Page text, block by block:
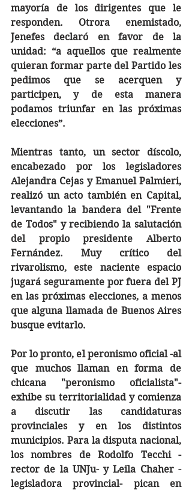
mayoría de los dirigentes que le
responden. Otrora enemistado,
Jenefes declaró en favor de la
unidad: “a aquellos que realmente
quieran formar parte del Partido les
pedimos que se acerquen y
participen, y de esta manera
podamos triunfar en las próximas
elecciones”.
Mientras tanto, un sector díscolo,
encabezado por los legisladores
Alejandra Cejas y Emanuel Palmieri,
realizó un acto también en Capital,
levantando la bandera del "Frente
de Todos" y recibiendo la salutación
del propio presidente Alberto
Fernández. Muy crítico del
rivarolismo, este naciente espacio
jugará seguramente por fuera del PJ
en las próximas elecciones, a menos
que alguna llamada de Buenos Aires
busque evitarlo.
Por lo pronto, el peronismo oficial -al
que muchos llaman en forma de
chicana "peronismo oficialista"-
exhibe su territorialidad y comienza
a discutir las candidaturas
provinciales y en los distintos
municipios. Para la disputa nacional,
los nombres de Rodolfo Tecchi -
rector de la UNJu- y Leila Chaher -
legisladora provincial- pican en